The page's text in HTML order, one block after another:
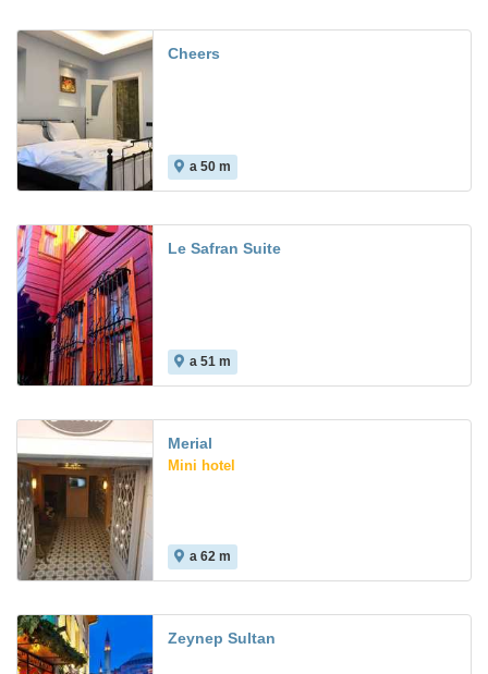
Cheers
a 50 m
Le Safran Suite
a 51 m
Merial
Mini hotel
a 62 m
Zeynep Sultan